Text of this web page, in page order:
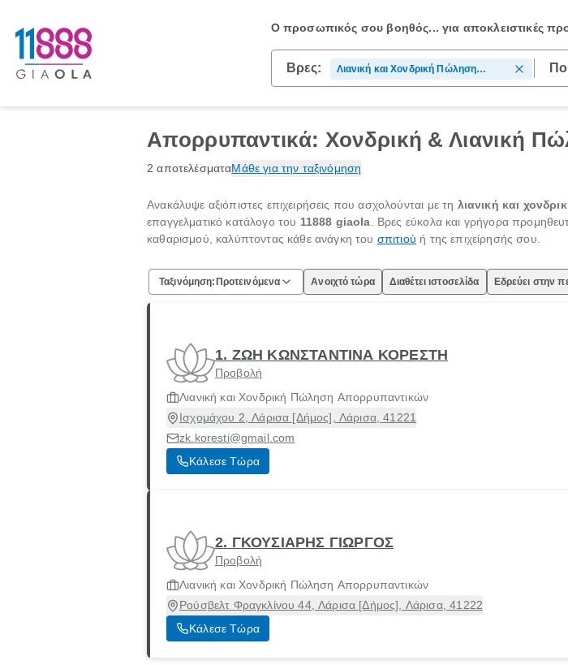
Ο προσωπικός σου βοηθός...για αποκλειστικές
Βρες:
Λιανική και Χονδρική Πώληση
Απορρυπαντικών
Απορρυπαντικά: Χονδρική & Λιανική
2 αποτελέσματαΜάθε για την ταξινόμηση
Ανακάλυψε αξιόπιστες επιχειρήσεις που ασχολούνται με τη λιανική και
επαγγελματικό κατάλογο του 11888 giaola . Βρες εύκολα και γρήγορα
καθαρισμού, καλύπτοντας κάθε ανάγκη του σπιτιού ή της επιχείρησής σου.
Ταξινόμηση: Προτεινόμενα Ανοιχτό τώρα Διαθέτει ιστοσελίδα Εδρεύει στην
1. ΖΩΗ ΚΩΝΣΤΑΝΤΙΝΑ ΚΟΡΕΣΤΗ
Προβολή
Λιανική και Χονδρική Πώληση Απορρυπαντικών
Ισχομάχου 2, Λάρισα [Δήμος], Λάρισα, 41221
zk.koresti@gmail.com
Κάλεσε Τώρα
2. ΓΚΟΥΣΙΑΡΗΣ ΓΙΩΡΓΟΣ
Προβολή
Λιανική και Χονδρική Πώληση Απορρυπαντικών
Ρούσβελτ Φραγκλίνου 44, Λάρισα [Δήμος], Λάρισα, 41222
Κάλεσε Τώρα